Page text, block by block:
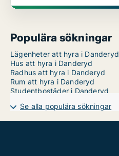
Populära sökningar
Lägenheter att hyra i Danderyd
Hus att hyra i Danderyd
Radhus att hyra i Danderyd
Rum att hyra i Danderyd
Studentbostäder i Danderyd
Se alla populära sökningar